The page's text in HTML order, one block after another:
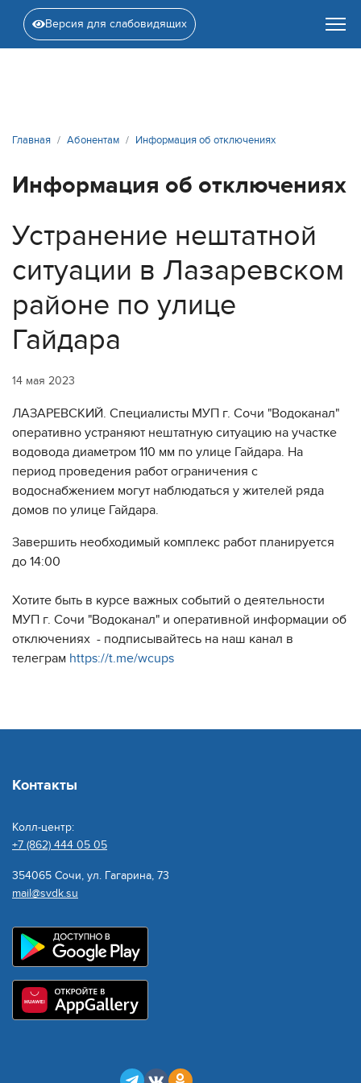
Версия для слабовидящих
Главная Абонентам Информация об отключениях
Информация об отключениях
Устранение нештатной
ситуации в Лазаревском
районе по улице
Гайдара
14 мая 2023
ЛАЗАРЕВСКИЙ. Специалисты МУП г. Сочи "Водоканал"
оперативно устраняют нештатную ситуацию на участке
водовода диаметром 110 мм по улице Гайдара. На
период проведения работ ограничения с
водоснабжением могут наблюдаться у жителей ряда
домов по улице Гайдара.
Завершить необходимый комплекс работ планируется
до 14:00
Хотите быть в курсе важных событий о деятельности
МУП г. Сочи "Водоканал" и оперативной информации об
отключениях - подписывайтесь на наш канал в
телеграм https://t.me/wcups
Контакты
Колл-центр:
+7 (862) 444 05 05
354065 Сочи, ул. Гагарина, 73
mail@svdk.su